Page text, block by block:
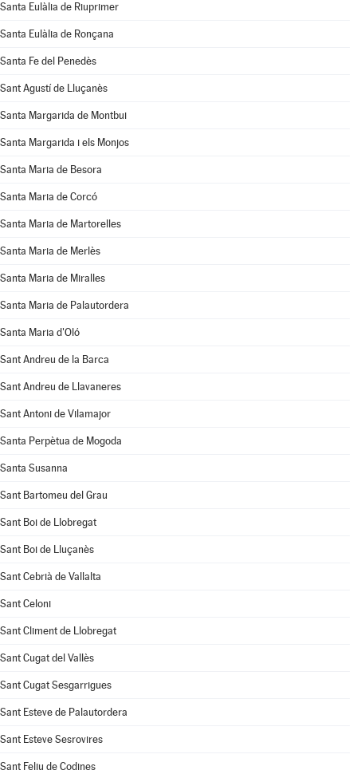
Santa Eulàlia de Riuprimer
Santa Eulàlia de Ronçana
Santa Fe del Penedès
Sant Agustí de Lluçanès
Santa Margarida de Montbui
Santa Margarida i els Monjos
Santa Maria de Besora
Santa Maria de Corcó
Santa Maria de Martorelles
Santa Maria de Merlès
Santa Maria de Miralles
Santa Maria de Palautordera
Santa Maria d'Oló
Sant Andreu de la Barca
Sant Andreu de Llavaneres
Sant Antoni de Vilamajor
Santa Perpètua de Mogoda
Santa Susanna
Sant Bartomeu del Grau
Sant Boi de Llobregat
Sant Boi de Lluçanès
Sant Cebrià de Vallalta
Sant Celoni
Sant Climent de Llobregat
Sant Cugat del Vallès
Sant Cugat Sesgarrigues
Sant Esteve de Palautordera
Sant Esteve Sesrovires
Sant Feliu de Codines